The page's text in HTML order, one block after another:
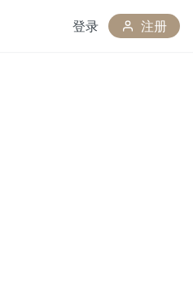
登录 注册